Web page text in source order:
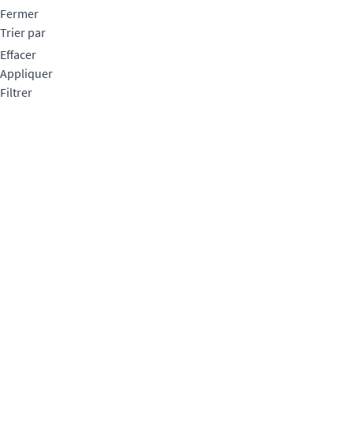
Fermer
Trier par
Effacer
Appliquer
Filtrer